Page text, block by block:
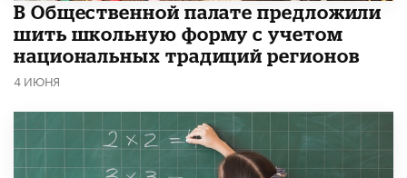
В Общественной палате предложили
шить школьную форму с учетом
национальных традиций регионов
4 ИЮНЯ